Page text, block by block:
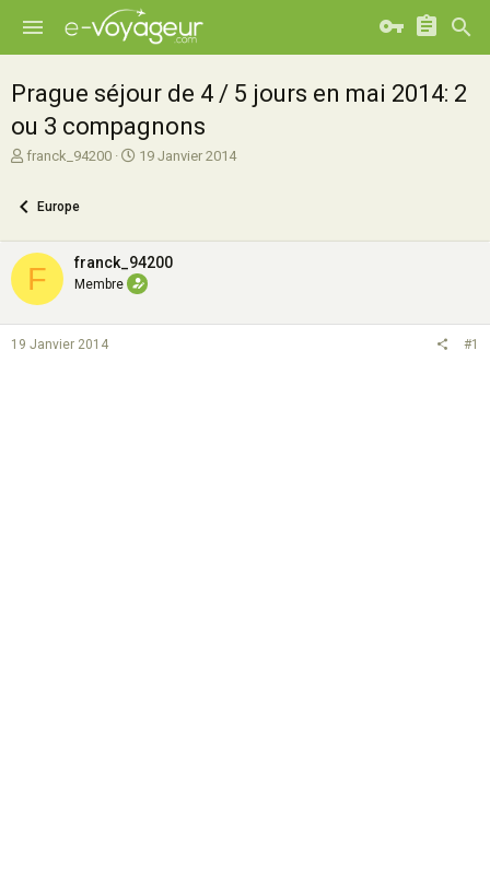
Prague séjour de 4 / 5 jours en mai 2014: 2
ou 3 compagnons
A
e
r
d
e
d
franck_94200
D
e
d
é
19 Janvier 2014
Europe
F franck_94200
Membre
19 Janvier 2014 #1